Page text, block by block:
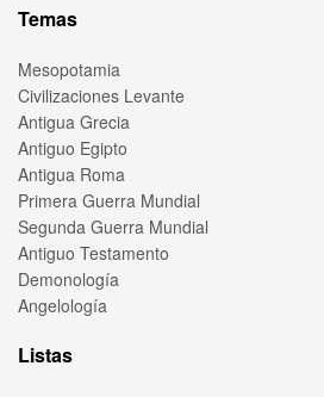
Temas
Mesopotamia
Civilizaciones Levante
Antigua Grecia
Antiguo Egipto
Antigua Roma
Primera Guerra Mundial
Segunda Guerra Mundial
Antiguo Testamento
Demonología
Angelología
Listas